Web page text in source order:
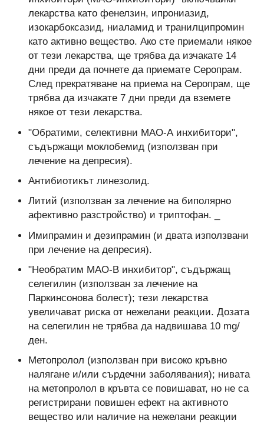
лекарства като фенелзин, ипрониазид,
изокарбоксазид, ниаламид и транилципромин
като активно вещество. Ако сте приемали някое
от тези лекарства, ще трябва да изчакате 14
дни преди да почнете да приемате Серопрам.
След прекратяване на приема на Серопрам, ще
трябва да изчакате 7 дни преди да вземете
някое от тези лекарства.
"Обратими, селективни МАО-А инхибитори",
съдържащи моклобемид (използван при
лечение на депресия).
Антибиотикът линезолид.
Литий (използван за лечение на биполярно
афективно разстройство) и триптофан. _
Имипрамин и дезипрамин (и двата използвани
при лечение на депресия).
"Необратим МАО-В инхибитор", съдържащ
селегилин (използван за лечение на
Паркинсонова болест); тези лекарства
увеличават риска от нежелани реакции. Дозата
на селегилин не трябва да надвишава 10 mg/
ден.
Метопролол (използван при високо кръвно
налягане и/или сърдечни заболявания); нивата
на метопролол в кръвта се повишават, но не са
регистрирани повишен ефект на активното
вещество или наличие на нежелани реакции